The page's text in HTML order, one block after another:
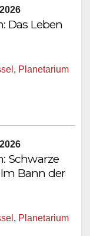
Das Leben
, Planetarium
Schwarze
Bann der
, Planetarium